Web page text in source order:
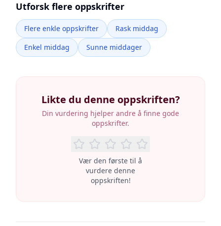
Utforsk flere oppskrifter
Flere enkle oppskrifter
Rask middag
Enkel middag
Sunne middager
Likte du denne oppskriften?
Din vurdering hjelper andre å finne gode
oppskrifter.
Vær den første til å
vurdere denne
oppskriften!